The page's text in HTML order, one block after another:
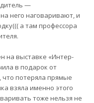
—
него наговаривают, и
а там профессора
на выставке «Интер-
в подарок от
потеряла прямые
взяла именно этого
тоже нельзя не